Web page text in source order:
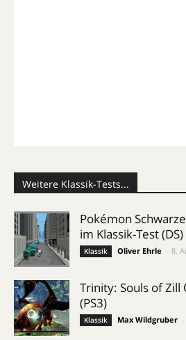
Weitere Klassik-Tests...
Pokémon
im Klassik-Test (DS)
Klassik Oliver Ehrle 8.
Trinity: Souls of Zill
(PS3)
Klassik Max Wildgruber